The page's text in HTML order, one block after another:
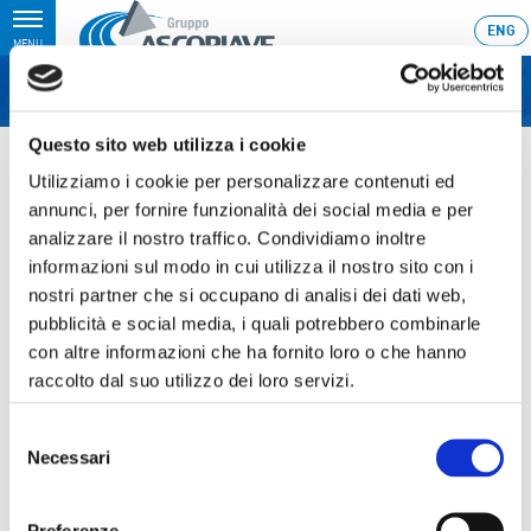
Questo sito web utilizza i cookie
Utilizziamo i cookie per personalizzare contenuti ed
annunci, per fornire funzionalità dei social media e per
analizzare il nostro traffico. Condividiamo inoltre
informazioni sul modo in cui utilizza il nostro sito con i
nostri partner che si occupano di analisi dei dati web,
pubblicità e social media, i quali potrebbero combinarle
con altre informazioni che ha fornito loro o che hanno
raccolto dal suo utilizzo dei loro servizi.
delNecessari
Toggle
navigation
MENU
ENG
Home›Informativa sull’acquisto di azioni proprie
Ultimo aggiornamento: 24/06/2019 17:35
24.06.2019
INFORMATIVA
SULL’ACQUISTO DI AZIONI
PROPRIE